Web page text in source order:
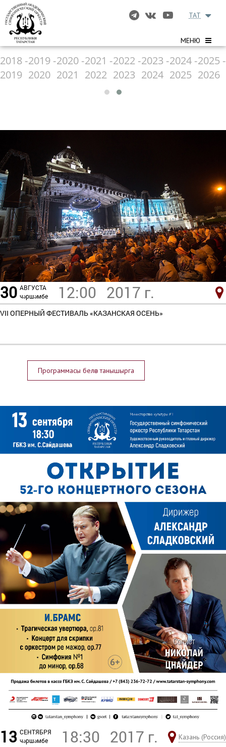
МЕНЮ
TAT
2018 -
2019
2019 -
2020
2020 -
2021
2021 -
2022
2022 -
2023
2023 -
2024
2024 -
2025
2025 -
2026
30 АВГУСТА
чәршәмбе
12:00 2017 г.
VII ОПЕРНЫЙ ФЕСТИВАЛЬ «КАЗАНСКАЯ ОСЕНЬ»
Программасы белән танышырга
13 СЕНТЯБРЯ
чәршәмбе
18:30 2017 г. Казань (Россия)